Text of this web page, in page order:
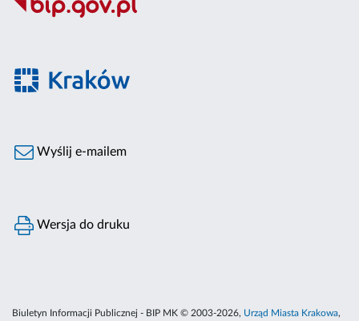
Wyślij e-mailem
Wersja do druku
Biuletyn Informacji Publicznej - BIP MK © 2003-2026, Urząd Miasta Krakowa,